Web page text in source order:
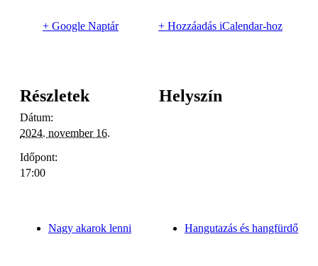
+ Google Naptár + Hozzáadás iCalendar-hoz
Részletek
Dátum:
2024. november 16.
Időpont:
17:00
Helyszín
Nagy akarok lenni Hangutazás és hangfürdő